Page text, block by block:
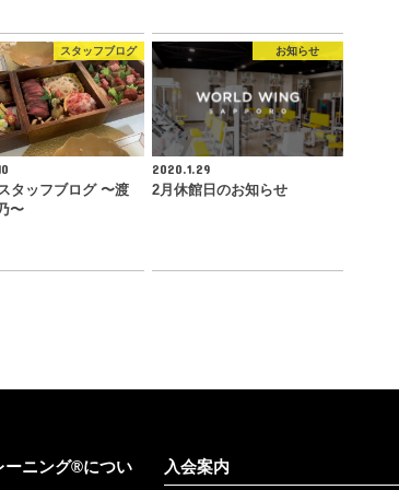
スタッフブログ
タッフブログ 〜渡
〜
お知らせ
2020.1.29
2月休館日のお知らせ
ーニング®につい
入会案内